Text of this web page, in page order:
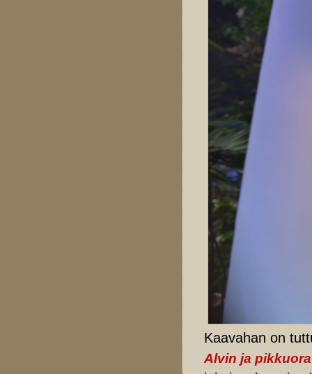
Kaavahan on
Alvin ja